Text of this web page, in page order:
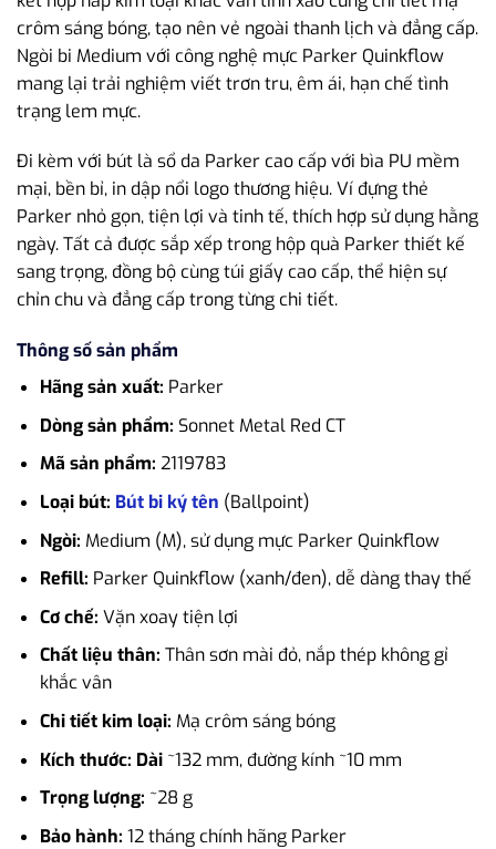
crôm sáng bóng, tạo nên vẻ ngoài thanh lịch và đẳng cấp.
Ngòi bi Medium với công nghệ mực Parker Quinkflow
mang lại trải nghiệm viết trơn tru, êm ái, hạn chế tình
trạng lem mực.
Đi kèm với bút là sổ da Parker cao cấp với bìa PU mềm
mại, bền bỉ, in dập nổi logo thương hiệu. Ví đựng thẻ
Parker nhỏ gọn, tiện lợi và tinh tế, thích hợp sử dụng hằng
ngày. Tất cả được sắp xếp trong hộp quà Parker thiết kế
sang trọng, đồng bộ cùng túi giấy cao cấp, thể hiện sự
chỉn chu và đẳng cấp trong từng chi tiết.
Thông số sản phẩm
Hãng sản xuất: Parker
Dòng sản phẩm: Sonnet Metal Red CT
Mã sản phẩm: 2119783
Loại bút: Bút bi ký tên (Ballpoint)
Ngòi: Medium (M), sử dụng mực Parker Quinkflow
Refill: Parker Quinkflow (xanh/đen), dễ dàng thay thế
Cơ chế: Vặn xoay tiện lợi
Chất liệu thân: Thân sơn mài đỏ, nắp thép không gỉ
khắc vân
Chi tiết kim loại: Mạ crôm sáng bóng
Kích thước: Dài~132 mm, đường kính ~10 mm
Trọng lượng: ~28 g
Bảo hành: 12 tháng chính hãng Parker